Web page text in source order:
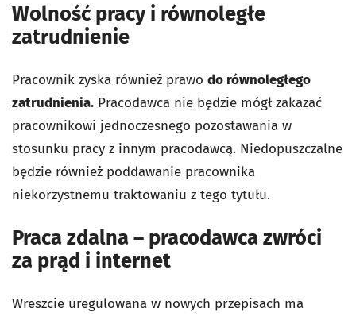
Wolność pracy i równoległe
zatrudnienie
Pracownik zyska również prawo do równoległego
zatrudnienia. Pracodawca nie będzie mógł zakazać
pracownikowi jednoczesnego pozostawania w
stosunku pracy z innym pracodawcą. Niedopuszczalne
będzie również poddawanie pracownika
niekorzystnemu traktowaniu z tego tytułu.
Praca zdalna – pracodawca zwróci
za prąd i internet
Wreszcie uregulowana w nowych przepisach ma